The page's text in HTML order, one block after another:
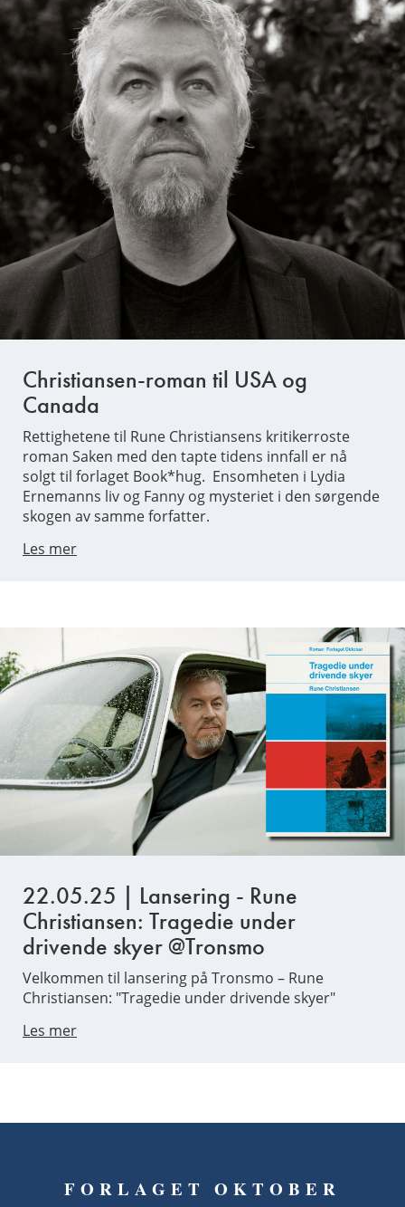
Christiansen-roman til USA og
Canada
Rettighetene til Rune Christiansens kritikerroste
roman Saken med den tapte tidens innfall er nå
solgt til forlaget Book*hug. Ensomheten i Lydia
Ernemanns liv og Fanny og mysteriet i den sørgende
skogen av samme forfatter.
Les mer
22.05.25 | Lansering - Rune
Christiansen: Tragedie under
drivende skyer @Tronsmo
Velkommen til lansering på Tronsmo – Rune
Christiansen: "Tragedie under drivende skyer"
Les mer
FORLAGET OKTOBER